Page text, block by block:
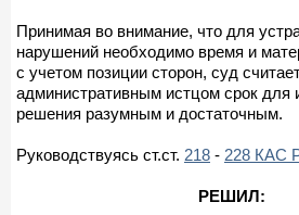
Принимая во внимание, что для
нарушений необходимо время и
с учетом позиции сторон, суд
административным истцом срок для
решения разумным и достаточным.
Руководствуясь ст.ст. 218 - 228 КАС
РЕШИЛ: